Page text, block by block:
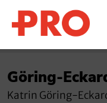
Göring-
Katrin Göring-